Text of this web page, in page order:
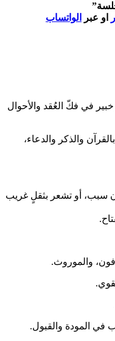
او عبر
الواتساب
خبير في فكّ العُقد والأحوال
والذكر والدعاء،
سبب، أو تشعر بثقلٍ غريب
والموروث.
في المودة والقبول.